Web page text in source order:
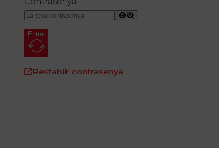
Entrar
Restablir contrasenya